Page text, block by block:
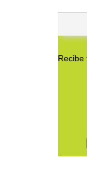
Recibe